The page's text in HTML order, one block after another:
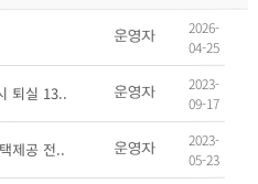
2026-
04-25
퇴실 13..
2023-
09-17
제공 전..
2023-
05-23